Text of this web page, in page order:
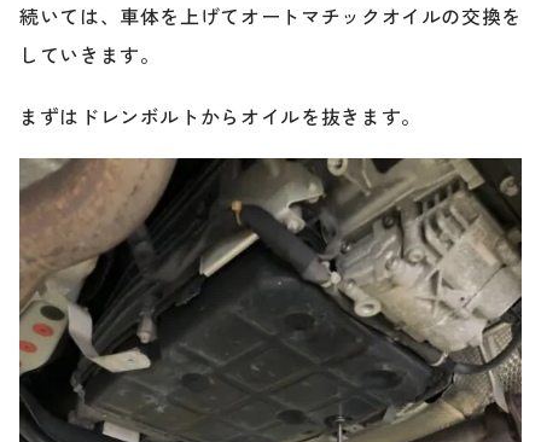
続いては、車体を上げてオートマチックオイルの交換を
していきます。
まずはドレンボルトからオイルを抜きます。